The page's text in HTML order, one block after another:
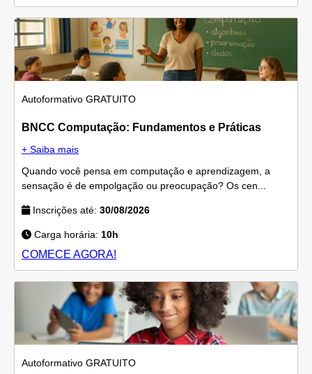
Autoformativo GRATUITO
BNCC Computação: Fundamentos e Práticas
+ Saiba mais
Quando você pensa em computação e aprendizagem, a
sensação é de empolgação ou preocupação? Os cen...
Inscrições até: 30/08/2026
Carga horária: 10h
COMECE AGORA!
Autoformativo GRATUITO